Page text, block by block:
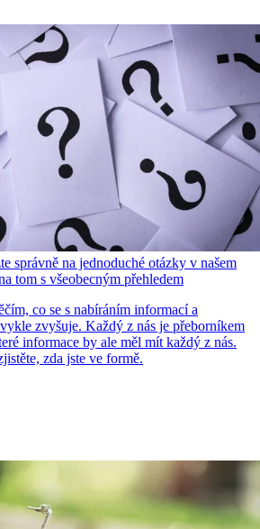
správně na jednoduché otázky v našem
tom s všeobecným přehledem
co se s nabíráním informací a
zvyšuje. Každý z nás je přeborníkem
informace by ale měl mít každý z nás.
zda jste ve formě.